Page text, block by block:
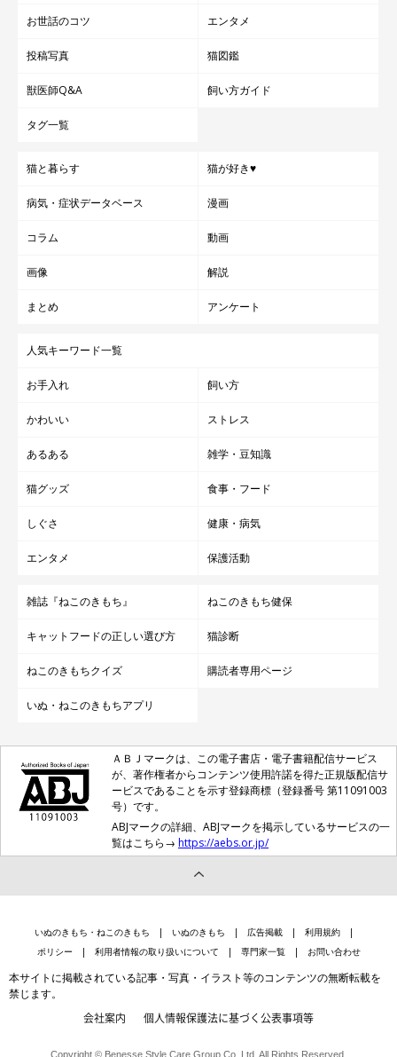
けられませんでした。シェルターをつくったことで保護の効率は
上がりましたが、問題のある猫をお世話するには専門的な知識も
に属するセンターがあれば、もっと多くの猫が救われるのではな
工藤さんたちの請願書は採択され、現在、市はセンター建設に向
けて検討中だそうです。
猫のために何かしたいと思う人は多いでしょう。しかし、実際
いてきた工藤さんの姿は、私たちにもできることが必ずあるとい
うこと、また、できることから始めることの大切さを教えてくれ
猫スペースにあるキャットウォークでくつろぐ猫たち。内装費節約のため、
ボランティアの協力で手作りしたのだそう
お世話のコツ エンタメ
投稿写真 猫図鑑
獣医師Q&A 飼い方ガイド
タグ一覧
猫と暮らす 猫が好き♥
病気・症状データベース 漫画
コラム 動画
画像 解説
まとめ アンケート
人気キーワード一覧
お手入れ 飼い方
かわいい ストレス
あるある 雑学・豆知識
猫グッズ 食事・フード
しぐさ 健康・病気
エンタメ 保護活動
雑誌『ねこのきもち』 ねこのきもち健保
キャットフードの正しい選び方 猫診断
ねこのきもちクイズ 購読者専用ページ
いぬ・ねこのきもちアプリ
ＡＢＪマークは、この電子書店・電子書籍配信サービス
が、著作権者からコンテンツ使用許諾を得た正規版配信サ
ービスであることを示す登録商標（登録番号 第11091003
号）です。
ABJマークの詳細、ABJマークを掲示しているサービスの一
覧はこちら→ https://aebs.or.jp/
いぬのきもち・ねこのきもち いぬのきもち 広告掲載
利用規約
ポリシー
利用者情報の取り扱いについて 専門家一覧 お問い合わせ
本サイトに掲載されている記事・写真・イラスト等のコンテンツの無断転載を
禁じます。
会社案内 個人情報保護法に基づく公表事項等
Copyright © Benesse Style Care Group Co.,Ltd. All Rights Reserved.